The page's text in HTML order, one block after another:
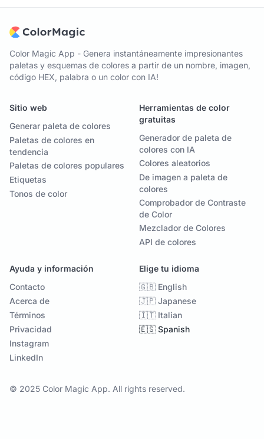
Color Magic App - Genera instantáneamente impresionantes
paletas y esquemas de colores a partir de un nombre, imagen,
código HEX, palabra o un color con IA!
Sitio web
Generar paleta de colores
Paletas de colores en
tendencia
Paletas de colores populares
Etiquetas
Tonos de color
Herramientas de color
gratuitas
Generador de paleta de
colores con IA
Colores aleatorios
De imagen a paleta de
colores
Comprobador de Contraste
de Color
Mezclador de Colores
API de colores
Ayuda y información
Contacto
Acerca de
Términos
Privacidad
Instagram
LinkedIn
Elige tu idioma
🇬🇧 English
🇯🇵 Japanese
🇮🇹 Italian
🇪🇸 Spanish
© 2025 Color Magic App. All rights reserved.